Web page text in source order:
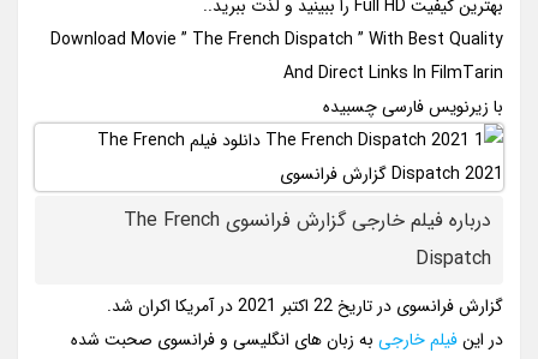
بهترین کیفیت Full HD را ببینید و لذت ببرید..
Download Movie ” The French Dispatch ” With Best Quality
And Direct Links In FilmTarin
با زیرنویس فارسی چسبیده
درباره فیلم خارجی گزارش فرانسوی The French
Dispatch
گزارش فرانسوی در تاریخ 22 اکتبر 2021 در آمریکا اکران شد.
در اینفیلم خارجی به زبان های انگلیسی و فرانسوی صحبت شده